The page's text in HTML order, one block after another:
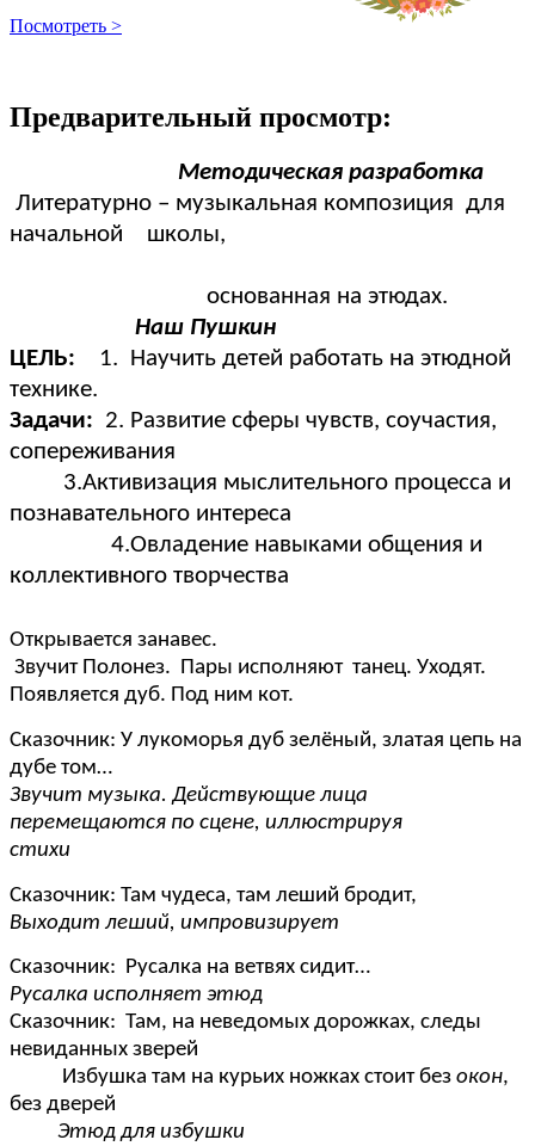
Посмотреть >
Предварительный просмотр:
Методическая разработка
Литературно – музыкальная композиция для
начальной школы,
основанная на этюдах.
Наш Пушкин
ЦЕЛЬ: 1. Научить детей работать на этюдной
технике.
Задачи: 2. Развитие сферы чувств, соучастия,
сопереживания
3.Активизация мыслительного процесса и
познавательного интереса
4.Овладение навыками общения и
коллективного творчества
Открывается занавес.
Звучит Полонез. Пары исполняют танец. Уходят.
Появляется дуб. Под ним кот.
Сказочник: У лукоморья дуб зелёный, златая цепь на
дубе том…
Звучит музыка. Действующие лица
перемещаются по сцене, иллюстрируя
стихи
Сказочник: Там чудеса, там леший бродит,
Выходит леший, импровизирует
Сказочник: Русалка на ветвях сидит…
Русалка исполняет этюд
Сказочник: Там, на неведомых дорожках, следы
невиданных зверей
Избушка там на курьих ножках стоит без окон,
без дверей
Этюд для избушки